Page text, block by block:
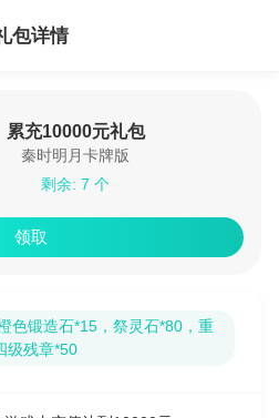
包详情
累充10000元礼包
秦时明月卡牌版
剩余: 7 个
领取
色锻造石*15，祭灵石*80，重
级残章*50